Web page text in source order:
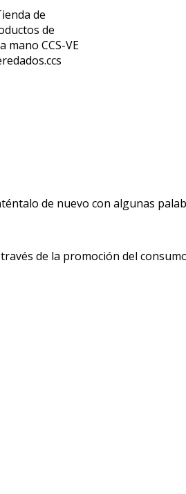
de
de
mano CCS-VE
de nuevo con algunas
de la promoción del